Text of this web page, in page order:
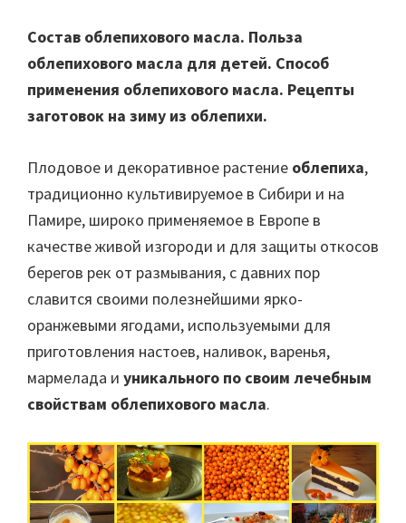
Состав облепихового масла. Польза
облепихового масла для детей. Способ
применения облепихового масла. Рецепты
заготовок на зиму из облепихи.
Плодовое и декоративное растение облепиха,
традиционно культивируемое в Сибири и на
Памире, широко применяемое в Европе в
качестве живой изгороди и для защиты откосов
берегов рек от размывания, с давних пор
славится своими полезнейшими ярко-
оранжевыми ягодами, используемыми для
приготовления настоев, наливок, варенья,
мармелада и уникального по своим лечебным
свойствам облепихового масла.